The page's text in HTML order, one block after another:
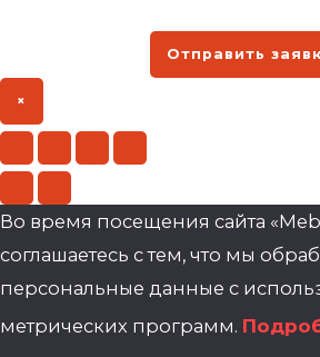
Отправить
×
Во время посещения сайта
соглашаетесь с тем, что мы
персональные данные с
метрических программ.